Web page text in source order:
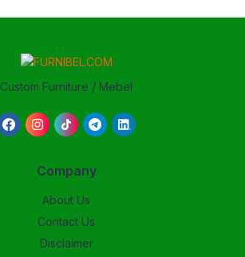
Custom Furniture / Mebel
Company
About Us
Contact Us
Disclaimer